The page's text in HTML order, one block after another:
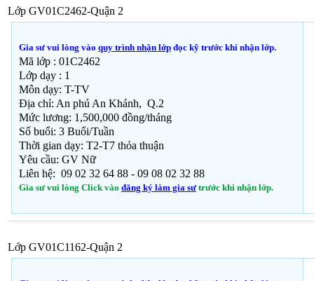
Lớp GV01C2462-Quận 2
Gia sư vui lòng vào quy trình nhận lớp đọc kỹ trước khi nhận lớp.
Mã lớp : 01C2462
Lớp dạy : 1
Môn dạy: T-TV
Địa chỉ: An phú An Khánh, Q.2
Mức lương: 1,500,000 đồng/tháng
Số buổi: 3 Buổi/Tuần
Thời gian dạy: T2-T7 thỏa thuận
Yêu cầu: GV Nữ
Liên hệ: 09 02 32 64 88 - 09 08 02 32 88
Gia sư vui lòng Click vào đăng ký làm gia sư trước khi nhận lớp.
Lớp GV01C1162-Quận 2